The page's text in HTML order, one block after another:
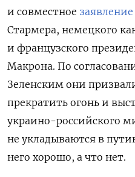
и совместное заявление
Стармера, немецкого
и французского
Макрона. По
Зеленским они
прекратить огонь и
украино-российского
не укладываются в
него хорошо, а что нет.